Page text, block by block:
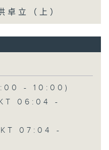
卓立（上）
- 10:00)
06:04 -
07:04 -